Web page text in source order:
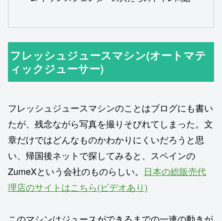
フレッシュジュースマシン(オートマテ
ィックジューサー)
フレッシュジュースマシンのことはブログにも書い
たが、残念ながら写真を撮りそびれてしまった。文
章だけではどんなものかわかりにくいだろうと思
い、帰国後ネットで探してみると、スペインの
ZumeXという会社のものらしい。 日本の総販売代
理店のサイトはこちら(ビデオあり)